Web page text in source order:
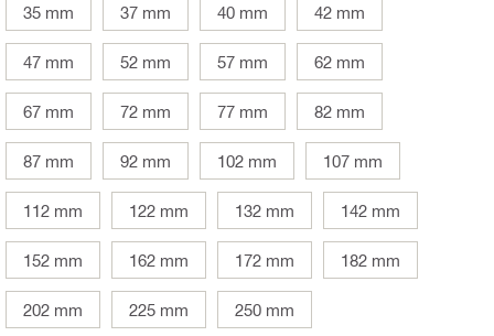
35 mm
37 mm 40 mm 42 mm
47 mm 52 mm 57 mm 62 mm
67 mm 72 mm 77 mm 82 mm
87 mm 92 mm 102 mm 107 mm
112 mm 122 mm 132 mm 142 mm
152 mm 162 mm 172 mm 182 mm
202 mm 225 mm 250 mm